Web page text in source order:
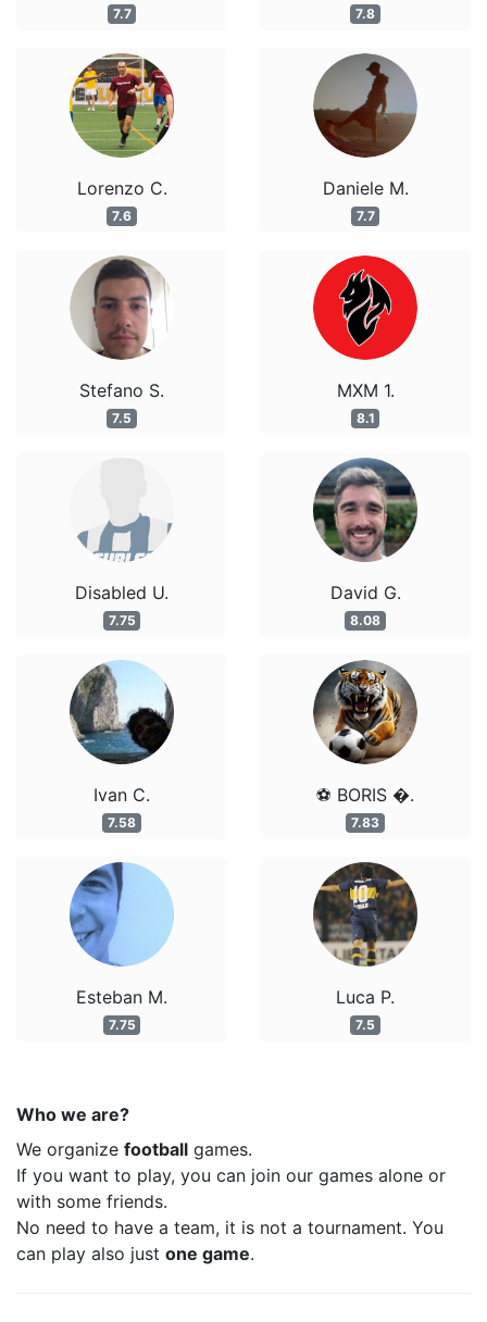
7.7
Lorenzo C.
7.6
Stefano S.
7.5
Disabled U.
7.75
Ivan C.
7.58
Esteban M.
7.75
7.8
Daniele M.
7.7
MXM 1.
8.1
David G.
8.08
⚽️ BORIS �.
7.83
Luca P.
7.5
Who we are?
We organize football games.
If you want to play, you can join our games alone or
with some friends.
No need to have a team, it is not a tournament. You
can play also just one game.